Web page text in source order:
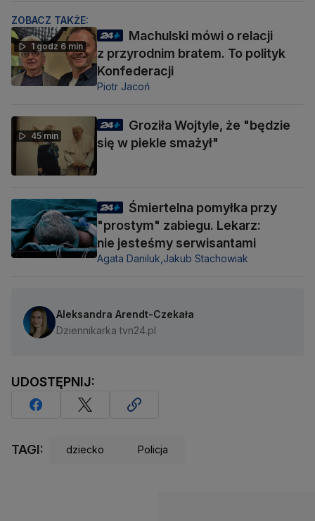
ZOBACZ TAKŻE:
1 godz 6 min
Machulski mówi o relacji
z przyrodnim bratem. To polityk
Konfederacji
Piotr Jacoń
45 min
Groziła Wojtyle, że "będzie
się w piekle smażył"
Śmiertelna pomyłka przy
"prostym" zabiegu. Lekarz:
nie jesteśmy serwisantami
Agata Daniluk, Jakub Stachowiak
Aleksandra Arendt-Czekała
Dziennikarka tvn24.pl
UDOSTĘPNIJ:
TAGI: dziecko Policja